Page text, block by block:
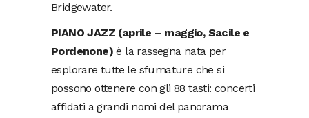
Bridgewater.
PIANO JAZZ (aprile – maggio, Sacile e
Pordenone) è la rassegna nata per
esplorare tutte le sfumature che si
possono ottenere con gli 88 tasti: concerti
affidati a grandi nomi del panorama